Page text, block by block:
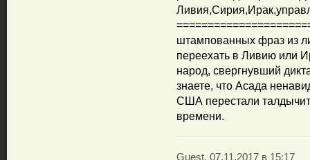
штампованных фраз из
переехать в Ливию или
народ, свергнувший
знаете, что Асада
США перестали
времени.
Guest, 07.11.2017 в 15:17